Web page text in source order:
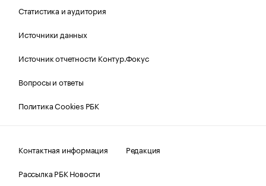
Статистика и аудитория
Источники данных
Источник отчетности Контур.Фокус
Вопросы и ответы
Политика Cookies РБК
Контактная информация
Редакция
Рассылка РБК Новости